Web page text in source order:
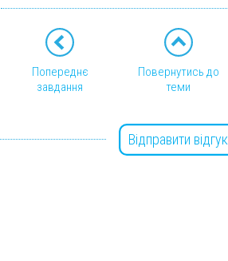
Попереднє
завдання
Повернутись до
теми
Відправити відгук